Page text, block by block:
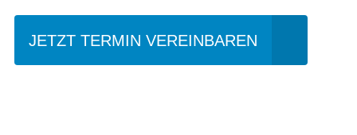
JETZT TERMIN VEREINBAREN